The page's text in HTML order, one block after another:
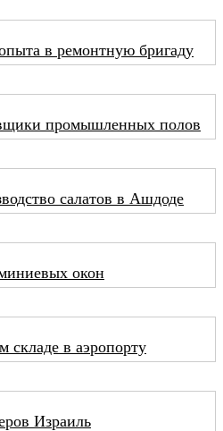
в ремонтную бригаду
промышленных полов
салатов в Ашдоде
окон
складе в аэропорту
Израиль